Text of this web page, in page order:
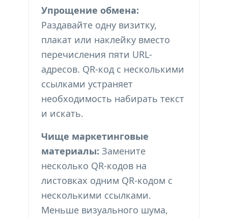
Упрощение обмена:
Раздавайте одну визитку,
плакат или наклейку вместо
перечисления пяти URL-
адресов. QR-код с несколькими
ссылками устраняет
необходимость набирать текст
и искать.
Чище маркетинговые
материалы: Замените
несколько QR-кодов на
листовках одним QR-кодом с
несколькими ссылками.
Меньше визуального шума,